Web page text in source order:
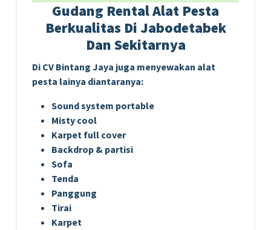
Gudang Rental Alat Pesta
Berkualitas Di Jabodetabek
Dan Sekitarnya
Di CV Bintang Jaya juga menyewakan alat
pesta lainya diantaranya:
Sound system portable
Misty cool
Karpet full cover
Backdrop & partisi
Sofa
Tenda
Panggung
Tirai
Karpet